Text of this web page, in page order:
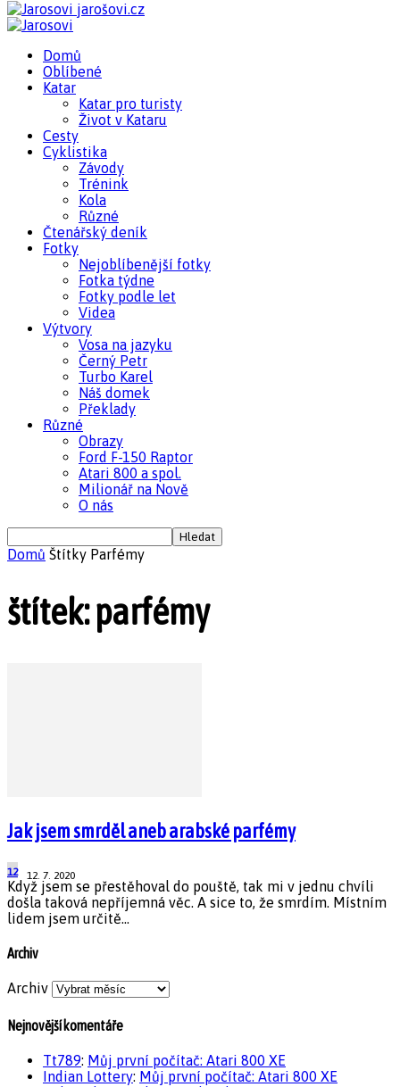
jarošovi.cz
Domů
Oblíbené
Katar
Katar pro turisty
Život v Kataru
Cesty
Cyklistika
Závody
Trénink
Kola
Různé
Čtenářský deník
Fotky
Nejoblíbenější fotky
Fotka týdne
Fotky podle let
Videa
Výtvory
Vosa na jazyku
Černý Petr
Turbo Karel
Náš domek
Překlady
Různé
Obrazy
Ford F-150 Raptor
Atari 800 a spol.
Milionář na Nově
O nás
Domů Štítky Parfémy
štítek: parfémy
Jak jsem smrděl aneb arabské parfémy
12. 7. 2020
12
Když jsem se přestěhoval do pouště, tak mi v jednu chvíli
došla taková nepříjemná věc. A sice to, že smrdím. Místním
lidem jsem určitě...
Archiv
Archiv
Nejnovější komentáře
Tt789: Můj první počítač: Atari 800 XE
Indian Lottery: Můj první počítač: Atari 800 XE